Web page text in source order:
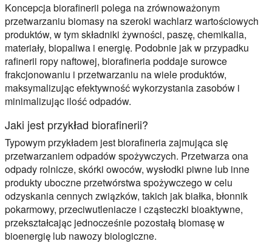
Koncepcja biorafinerii polega na zrównoważonym
przetwarzaniu biomasy na szeroki wachlarz wartościowych
produktów, w tym składniki żywności, paszę, chemikalia,
materiały, biopaliwa i energię. Podobnie jak w przypadku
rafinerii ropy naftowej, biorafineria poddaje surowce
frakcjonowaniu i przetwarzaniu na wiele produktów,
maksymalizując efektywność wykorzystania zasobów i
minimalizując ilość odpadów.
Jaki jest przykład biorafinerii?
Typowym przykładem jest biorafineria zajmująca się
przetwarzaniem odpadów spożywczych. Przetwarza ona
odpady rolnicze, skórki owoców, wysłodki piwne lub inne
produkty uboczne przetwórstwa spożywczego w celu
odzyskania cennych związków, takich jak białka, błonnik
pokarmowy, przeciwutleniacze i cząsteczki bioaktywne,
przekształcając jednocześnie pozostałą biomasę w
bioenergię lub nawozy biologiczne.